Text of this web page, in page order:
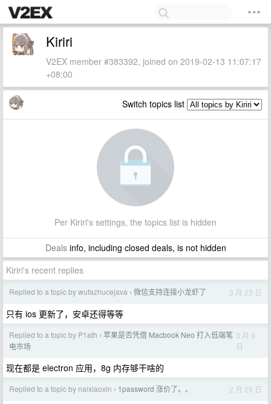
Kiriri
V2EX member #383392, joined on 2019-02-13 11:07:17
+08:00
Switch topics list
Per Kiriri's settings, the topics list is hidden
Dealsinfo, including closed deals, is not hidden
Kiriri's recent replies
Replied to a topic by wufazhucejava › 微信支持连接小龙虾了 3 月 23 日
只有 ios 更新了，安卓还得等等
Replied to a topic by P1ath › 苹果是否凭借 Macbook Neo 打入低端笔
电市场
3 月 9
日
现在都是 electron 应用，8g 内存够干啥的
Replied to a topic by naixiaoxin › 1password 涨价了。。 2 月 28 日